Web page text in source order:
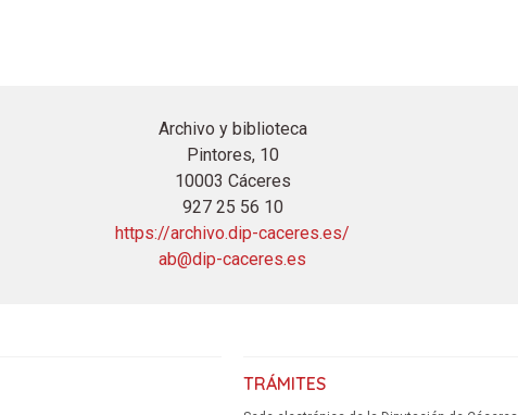
Archivo y biblioteca
Pintores, 10
10003 Cáceres
927 25 56 10
https://archivo.dip-caceres.es/
ab@dip-caceres.es
TRÁMITES